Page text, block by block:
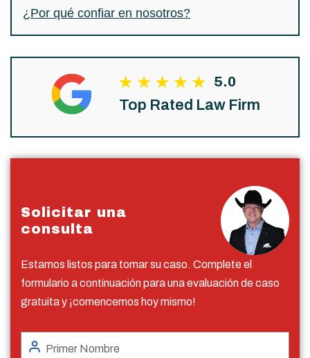
¿Por qué confiar en nosotros?
5.0
Top Rated Law Firm
Solicitar una
consulta
Estamos listos para tomar su caso. Complete el
formulario a continuación para una evaluación de caso
gratuita y ¡comencemos hoy mismo!